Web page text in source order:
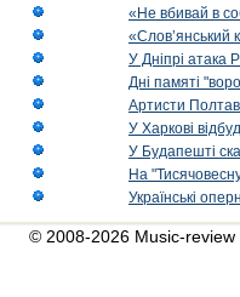
«Не вбивай в
«Слов’янський
У Дніпрі атака
Дні памяті
Артисти
У Харкові
У Будапешті
На
Українські
© 2008-2026 Music-review